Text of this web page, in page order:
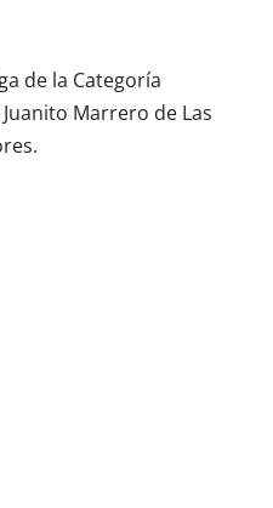
de la Categoría
Marrero de Las